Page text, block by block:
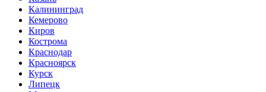
Калининград
Кемерово
Киров
Кострома
Краснодар
Красноярск
Курск
Липецк